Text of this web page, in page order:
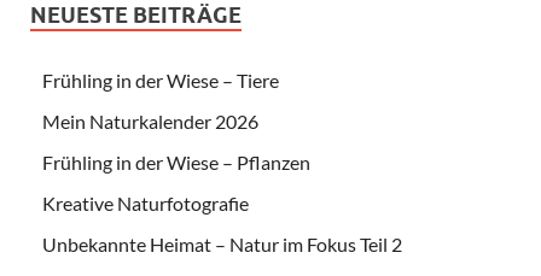
NEUESTE BEITRÄGE
Frühling in der Wiese – Tiere
Mein Naturkalender 2026
Frühling in der Wiese – Pflanzen
Kreative Naturfotografie
Unbekannte Heimat – Natur im Fokus Teil 2